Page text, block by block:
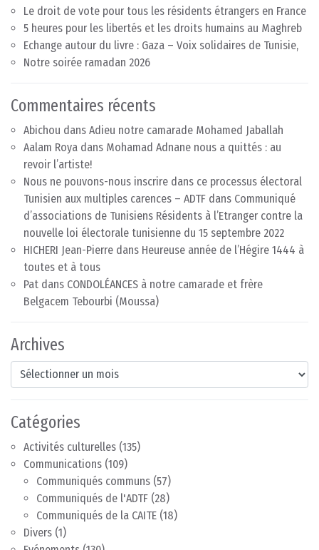
Le droit de vote pour tous les résidents étrangers en France
5 heures pour les libertés et les droits humains au Maghreb
Echange autour du livre : Gaza – Voix solidaires de Tunisie,
Notre soirée ramadan 2026
Commentaires récents
Abichou dans Adieu notre camarade Mohamed Jaballah
Aalam Roya dans Mohamad Adnane nous a quittés : au
revoir l’artiste!
Nous ne pouvons-nous inscrire dans ce processus électoral
Tunisien aux multiples carences – ADTF dans Communiqué
d’associations de Tunisiens Résidents à l’Etranger contre la
nouvelle loi électorale tunisienne du 15 septembre 2022
HICHERI Jean-Pierre dans Heureuse année de l’Hégire 1444 à
toutes et à tous
Pat dans CONDOLÉANCES à notre camarade et frère
Belgacem Tebourbi (Moussa)
Archives
Archives
Catégories
Activités culturelles (135)
Communications (109)
Communiqués communs (57)
Communiqués de l'ADTF (28)
Communiqués de la CAITE (18)
Divers (1)